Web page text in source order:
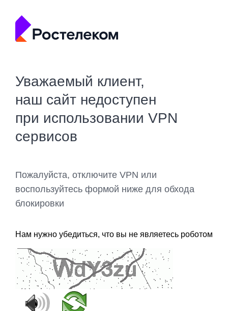
Уважаемый клиент,
наш сайт недоступен
при использовании VPN
сервисов
Пожалуйста, отключите VPN или
воспользуйтесь формой ниже для обхода
блокировки
Нам нужно убедиться, что вы не являетесь роботом